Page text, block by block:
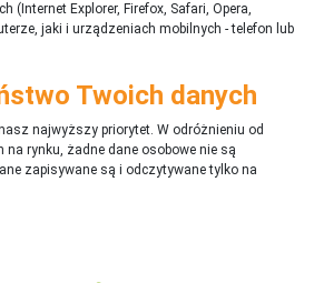
(Internet Explorer, Firefox, Safari, Opera,
jaki i urządzeniach mobilnych - telefon lub
Twoich danych
najwyższy priorytet. W odróżnieniu od
na rynku, żadne dane osobowe nie są
zapisywane są i odczytywane tylko na